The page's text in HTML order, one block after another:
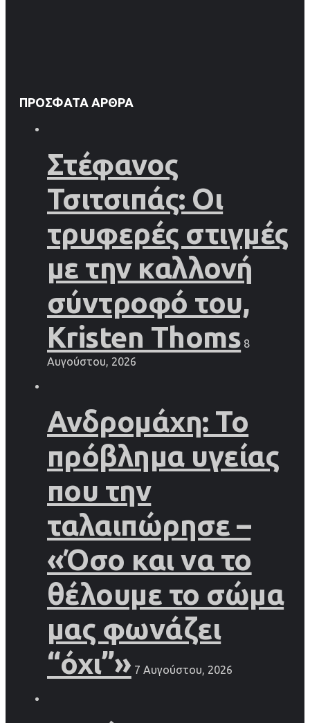
ΠΡΌΣΦΑΤΑ ΆΡΘΡΑ
Στέφανος
Τσιτσιπάς: Οι
τρυφερές στιγμές
με την καλλονή
σύντροφό του,
Kristen Thoms 8
Αυγούστου, 2026
Ανδρομάχη: Το
πρόβλημα υγείας
που την
ταλαιπώρησε –
«Όσο και να το
θέλουμε το σώμα
μας φωνάζει
“όχι”» 7 Αυγούστου, 2026